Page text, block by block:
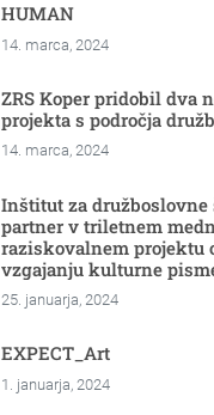
HUMAN
14. marca, 2024
ZRS Koper pridobil dva
projekta s področja
14. marca, 2024
Inštitut za družboslovne
partner v triletnem
raziskovalnem projektu
vzgajanju kulturne
umetnost (EXPECT_Art
25. januarja, 2024
EXPECT_Art
1. januarja, 2024